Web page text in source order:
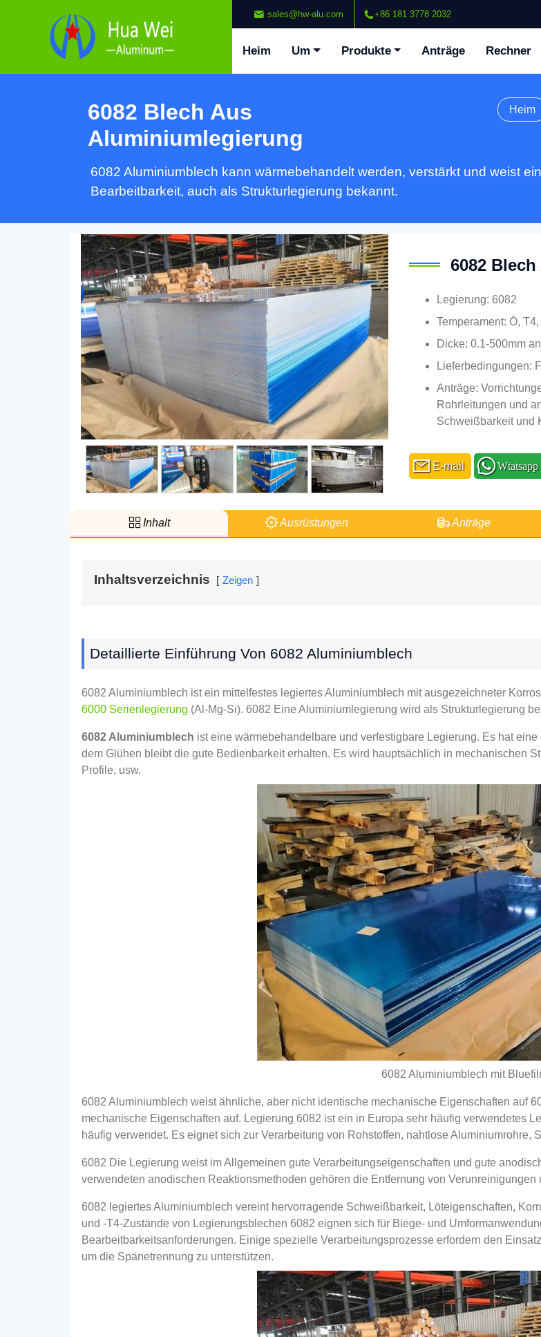
sales@hw-alu.com +86 181 3778 2032
Heim Um Produkte Anträge Rechner
6082 Blech Aus
Aluminiumlegierung
Heim
6082 Aluminiumblech kann wärmebehandelt werden, verstärkt und weist
Bearbeitbarkeit, auch als Strukturlegierung bekannt.
6082
Legierung: 6082
Temperament: Ö,
Dicke: 0.1-500mm
Lieferbedingungen:
Anträge:
Rohrleitungen und
Schweißbarkeit und
E-mail Wtatsapp
Inhalt Ausrüstungen Anträge
Inhaltsverzeichnis Zeigen
Detaillierte Einführung Von 6082 Aluminiumblech
6082 Aluminiumblech ist ein mittelfestes legiertes Aluminiumblech mit ausgezeichneter
6000 Serienlegierung (Al-Mg-Si). 6082 Eine Aluminiumlegierung wird als Strukturlegierung
6082 Aluminiumblech ist eine wärmebehandelbare und verfestigbare Legierung. Es hat
dem Glühen bleibt die gute Bedienbarkeit erhalten. Es wird hauptsächlich in mechanischen
Profile, usw.
6082 Aluminiumblech mit
6082 Aluminiumblech weist ähnliche, aber nicht identische mechanische Eigenschaften auf
mechanische Eigenschaften auf. Legierung 6082 ist ein in Europa sehr häufig verwendetes
häufig verwendet. Es eignet sich zur Verarbeitung von Rohstoffen, nahtlose Aluminiumrohre,
6082 Die Legierung weist im Allgemeinen gute Verarbeitungseigenschaften und gute
verwendeten anodischen Reaktionsmethoden gehören die Entfernung von Verunreinigungen
6082 legiertes Aluminiumblech vereint hervorragende Schweißbarkeit, Löteigenschaften,
und -T4-Zustände von Legierungsblechen 6082 eignen sich für Biege- und
Bearbeitbarkeitsanforderungen. Einige spezielle Verarbeitungsprozesse erfordern den
um die Spänetrennung zu unterstützen.